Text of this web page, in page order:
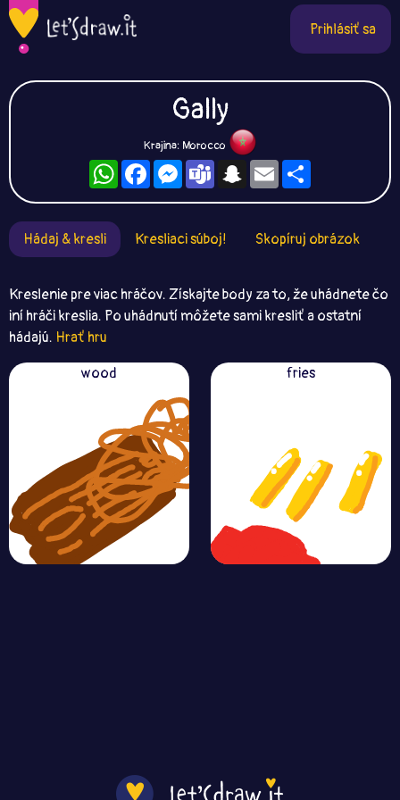
Prihlásiť sa
Gally
Krajina: Morocco
WhatsAppFacebookMessengerTeamsSnapchat
Email
Hádaj & kresli Kresliaci súboj! Skopíruj obrázok
Kreslenie pre viac hráčov. Získajte body za to, že uhádnete čo
iní hráči kreslia. Po uhádnutí môžete sami kresliť a ostatní
hádajú. Hrať hru
wood
fries